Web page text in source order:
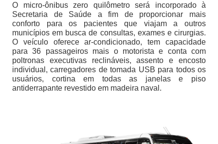
O micro-ônibus zero quilômetro será incorporado à
Secretaria de Saúde a fim de proporcionar mais
conforto para os pacientes que viajam a outros
municípios em busca de consultas, exames e cirurgias.
O veículo oferece ar-condicionado, tem capacidade
para 36 passageiros mais o motorista e conta com
poltronas executivas reclináveis, assento e encosto
individual, carregadores de tomada USB para todos os
usuários, cortina em todas as janelas e piso
antiderrapante revestido em madeira naval.